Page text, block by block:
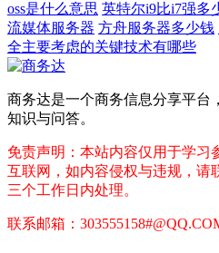
oss是什么意思 英特尔i9比i7强多
流媒体服务器 方舟服务器多少钱
全主要考虑的关键技术有哪些
商务达是一个商务信息分享平台
知识与问答。
免责声明：本站内容仅用于学习
互联网，如内容侵权与违规，请
三个工作日内处理。
联系邮箱：